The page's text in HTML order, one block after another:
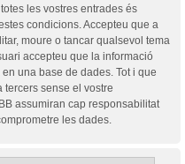
les vostres entrades és
condicions. Accepteu que a
moure o tancar qualsevol tema
accepteu que la informació
una base de dades. Tot i que
sense el vostre
assumiran cap responsabilitat
les dades.